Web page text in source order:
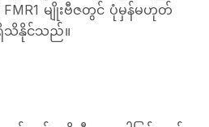
FMR1 မျိုးဗီဇတွင် ပုံမှန်မဟုတ်
ရှိသိနိုင်သည်။